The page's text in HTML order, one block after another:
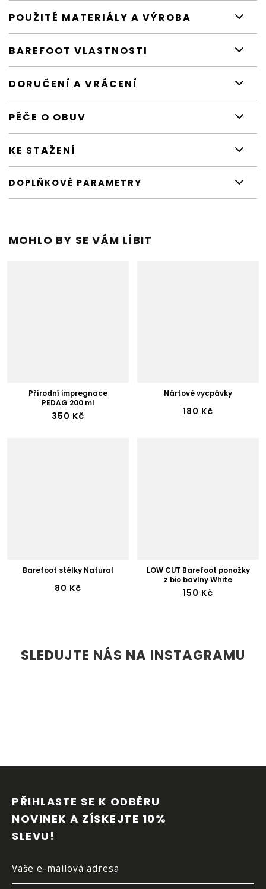
POUŽITÉ MATERIÁLY A VÝROBA
BAREFOOT VLASTNOSTI
DORUČENÍ A VRÁCENÍ
PÉČE O OBUV
KE STAŽENÍ
DOPLŇKOVÉ PARAMETRY
MOHLO BY SE VÁM LÍBIT
Přírodní impregnace
PEDAG 200 ml
350 Kč
Nártové vycpávky
180 Kč
Barefoot stélky Natural
80 Kč
LOW CUT Barefoot ponožky
z bio bavlny White
150 Kč
SLEDUJTE NÁS NA INSTAGRAMU
PŘIHLASTE SE K ODBĚRU
NOVINEK A ZÍSKEJTE 10%
SLEVU!